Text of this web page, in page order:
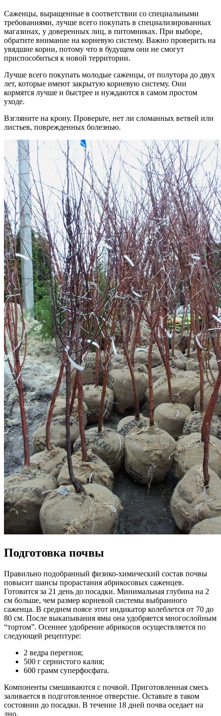
Саженцы, выращенные в соответствии со специальными
требованиями, лучше всего покупать в специализированных
магазинах, у доверенных лиц, в питомниках. При выборе,
обратите внимание на корневую систему. Важно проверить на
увядшие корни, потому что в будущем они не смогут
приспособиться к новой территории.
Лучше всего покупать молодые саженцы, от полутора до двух
лет, которые имеют закрытую корневую систему. Они
кормятся лучше и быстрее и нуждаются в самом простом
уходе.
Взгляните на крону. Проверьте, нет ли сломанных ветвей или
листьев, поврежденных болезнью.
Подготовка почвы
Правильно подобранный физико-химический состав почвы
повысит шансы прорастания абрикосовых саженцев.
Готовится за 21 день до посадки. Минимальная глубина на 2
см больше, чем размер корневой системы выбранного
саженца. В среднем поясе этот индикатор колеблется от 70 до
80 см. После выкапывания ямы она удобряется многослойным
“тортом”. Осеннее удобрение абрикосов осуществляется по
следующей рецептуре:
2 ведра перегноя;
500 г сернистого калия;
600 грамм суперфосфата.
Компоненты смешиваются с почвой. Приготовленная смесь
заливается в подготовленное отверстие. Оставьте в таком
состоянии до посадки. В течение 18 дней почва оседает на
дно.